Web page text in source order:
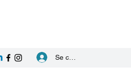
Se connecter